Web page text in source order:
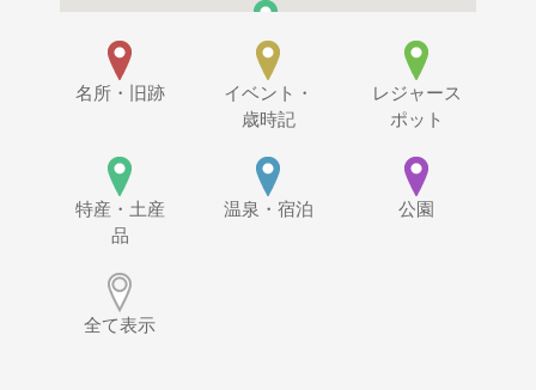
名所・旧跡
イベント・
歳時記
レジャース
ポット
特産・土産
品
温泉・宿泊 公園
全て表示